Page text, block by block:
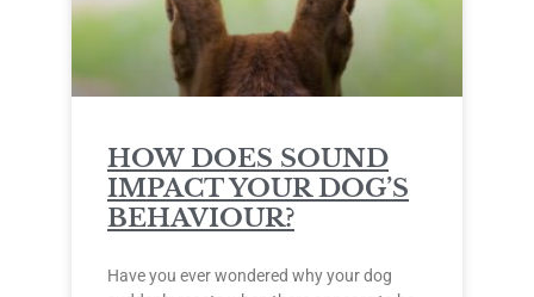
HOW DOES SOUND
IMPACT YOUR DOG’S
BEHAVIOUR?
Have you ever wondered why your dog